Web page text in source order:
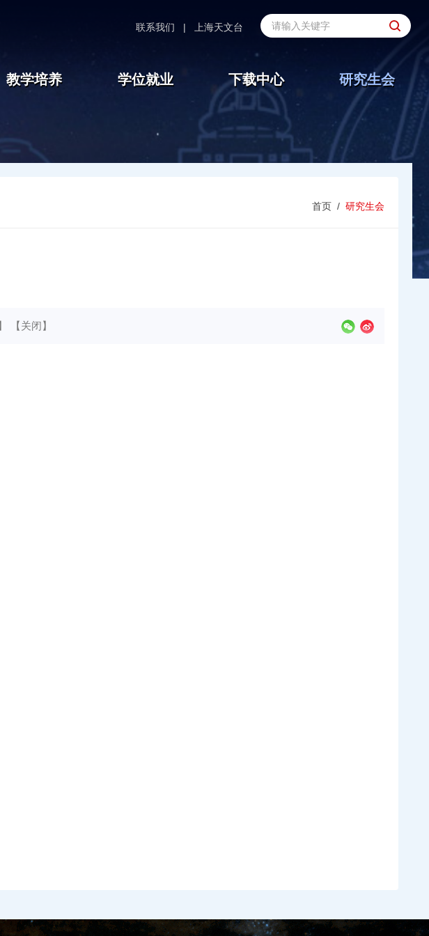
联系我们 | 上海天文台
教学培养 学位就业 下载中心 研究生会
首页 / 研究生会
【关闭】